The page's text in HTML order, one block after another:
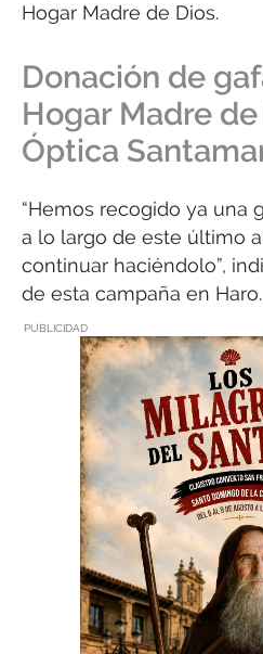
Hogar Madre de Dios.
Donación de
Hogar Madre
Óptica
“Hemos recogido ya una
a lo largo de este último
continuar haciéndolo”,
de esta campaña en Haro.
PUBLICIDAD